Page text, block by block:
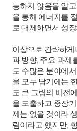
능하지 않음을 알
을 통해 에너지를
로 대체하면서 성
이상으로 간략하게
과 방향, 주요 과제
도 수많은 분야에
을 모두 담기에는
도 큰 그림의 비전
을 도출하고 중장
제는 없을 것이라
림이라고 했지만,